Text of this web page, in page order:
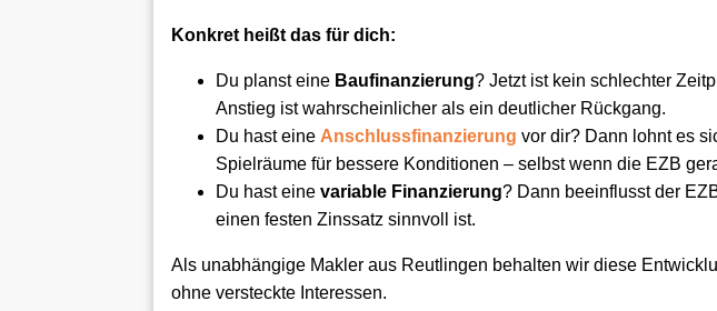
Konkret heißt das für dich:
Du planst eine Baufinanzierung? Jetzt ist kein schlechter
Anstieg ist wahrscheinlicher als ein deutlicher Rückgang.
Du hast eine Anschlussfinanzierung vor dir? Dann lohnt es
Spielräume für bessere Konditionen – selbst wenn die EZB
Du hast eine variable Finanzierung? Dann beeinflusst der
einen festen Zinssatz sinnvoll ist.
Als unabhängige Makler aus Reutlingen behalten wir diese
ohne versteckte Interessen.